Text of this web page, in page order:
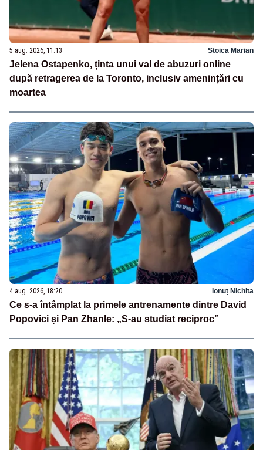
5 aug. 2026, 11:13 Stoica Marian
Jelena Ostapenko, ținta unui val de abuzuri online
după retragerea de la Toronto, inclusiv amenințări cu
moartea
4 aug. 2026, 18:20 Ionuț Nichita
Ce s-a întâmplat la primele antrenamente dintre David
Popovici și Pan Zhanle: „S-au studiat reciproc”